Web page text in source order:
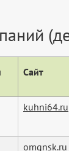
Сайт
kuhni64.ru
omgnsk.ru